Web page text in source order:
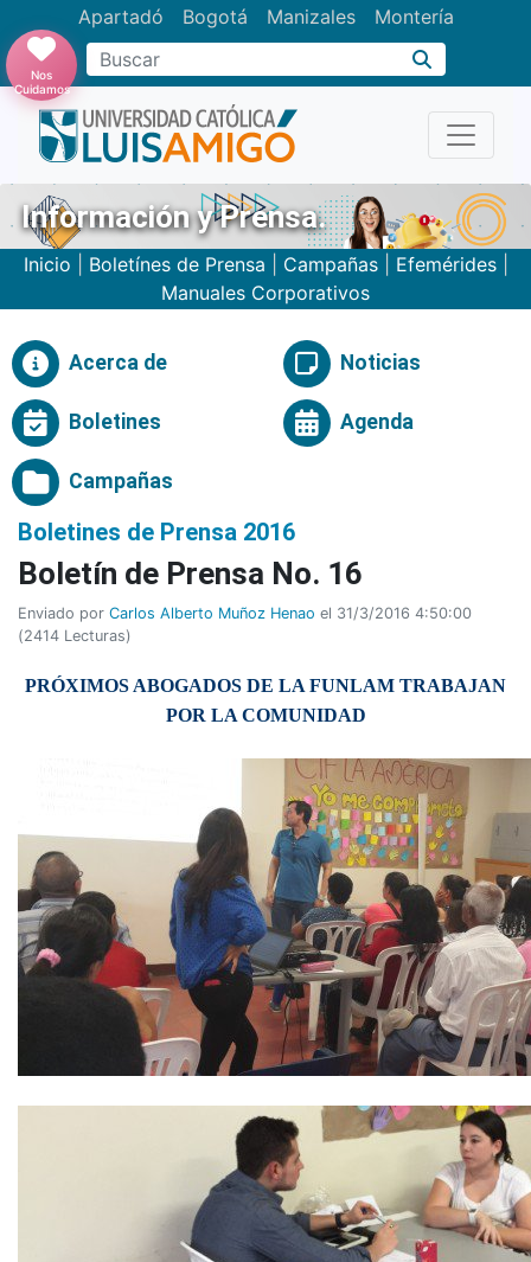
Apartadó Bogotá Manizales Montería
Buscar
Nos
Cuidamos
Información y Prensa.
Inicio Boletínes de Prensa Campañas| Efemérides|
Manuales Corporativos
Acerca de Noticias
Boletines Agenda
Campañas
Boletines de Prensa 2016
Boletí­n de Prensa No. 16
Enviado por Carlos Alberto Muñoz Henao el 31/3/2016 4:50:00
(2414 Lecturas)
PRÓXIMOS ABOGADOS DE LA FUNLAM TRABAJAN
POR LA COMUNIDAD